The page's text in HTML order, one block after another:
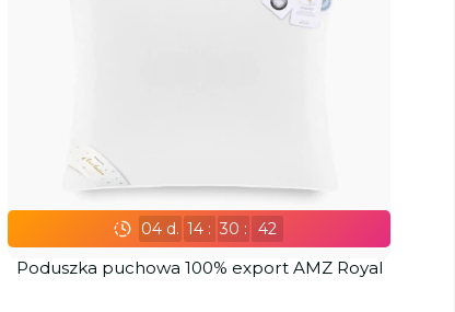
04d. 14 : 30 : 41
Poduszka puchowa 100% export AMZ Royal